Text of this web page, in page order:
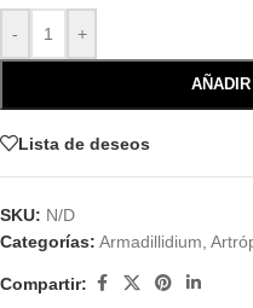
- +
Lista de deseos
SKU: N/D
Categorías: Armadillidium
Compartir: